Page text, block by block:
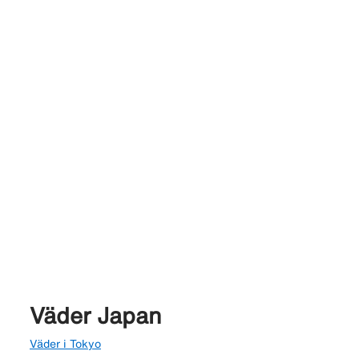
Väder Japan
Väder i Tokyo